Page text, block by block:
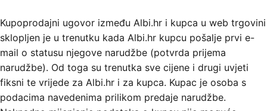
Kupoprodajni ugovor između Albi.hr i kupca u web trgovini
sklopljen je u trenutku kada Albi.hr kupcu pošalje prvi e-
mail o statusu njegove narudžbe (potvrda prijema
narudžbe). Od toga su trenutka sve cijene i drugi uvjeti
fiksni te vrijede za Albi.hr i za kupca. Kupac je osoba s
podacima navedenima prilikom predaje narudžbe.